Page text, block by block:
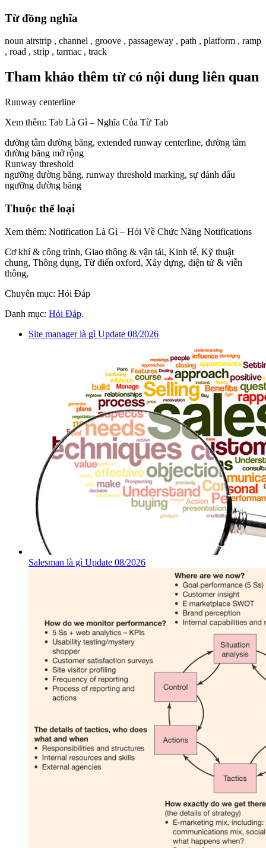
Từ đồng nghĩa
noun airstrip , channel , groove , passageway , path , platform , ramp
, road , strip , tarmac , track
Tham khảo thêm từ có nội dung liên quan
Runway centerline
Xem thêm: Tab Là Gì – Nghĩa Của Từ Tab
đường tâm đường băng, extended runway centerline, đường tâm
đường băng mở rộng
Runway threshold
ngưỡng đường băng, runway threshold marking, sự đánh dấu
ngưỡng đường băng
Thuộc thể loại
Xem thêm: Notification Là Gì – Hỏi Về Chức Năng Notifications
Cơ khí & công trình, Giao thông & vận tải, Kinh tế, Kỹ thuật
chung, Thông dụng, Từ điển oxford, Xây dựng, điện tử & viễn
thông,
Chuyên mục: Hỏi Đáp
Danh mục: Hỏi Đáp.
Site manager là gì Update 08/2026
Salesman là gì Update 08/2026